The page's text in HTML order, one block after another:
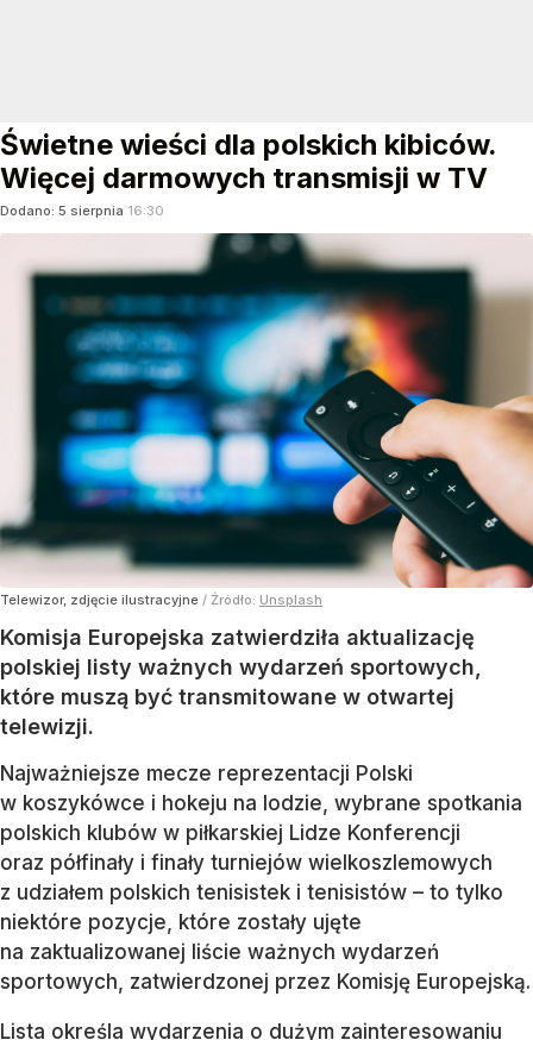
Świetne wieści dla polskich kibiców.
Więcej darmowych transmisji w TV
Dodano: 5 sierpnia 16:30
Telewizor, zdjęcie ilustracyjne / Źródło: Unsplash
Komisja Europejska zatwierdziła aktualizację
polskiej listy ważnych wydarzeń sportowych,
które muszą być transmitowane w otwartej
telewizji.
Najważniejsze mecze reprezentacji Polski
w koszykówce i hokeju na lodzie, wybrane spotkania
polskich klubów w piłkarskiej Lidze Konferencji
oraz półfinały i finały turniejów wielkoszlemowych
z udziałem polskich tenisistek i tenisistów – to tylko
niektóre pozycje, które zostały ujęte
na zaktualizowanej liście ważnych wydarzeń
sportowych, zatwierdzonej przez Komisję Europejską.
Lista określa wydarzenia o dużym zainteresowaniu